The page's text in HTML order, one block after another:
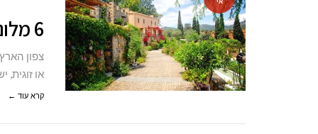
6 מלונות יוקרה בצפון לחופשה מפנקת
צפון
או זוגית,
קרא עוד ←